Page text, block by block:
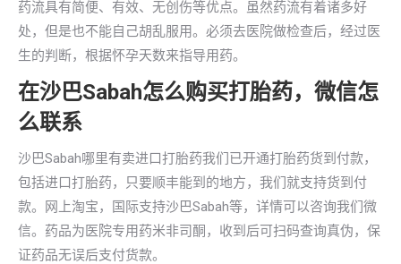
药流具有简便、有效、无创伤等优点。虽然药流有着诸多好
处，但是也不能自己胡乱服用。必须去医院做检查后，经过医
生的判断，根据怀孕天数来指导用药。
在沙巴Sabah怎么购买打胎药，微信怎
么联系
沙巴Sabah哪里有卖进口打胎药我们已开通打胎药货到付款，
包括进口打胎药，只要顺丰能到的地方，我们就支持货到付
款。网上淘宝，国际支持沙巴Sabah等，详情可以咨询我们微
信。药品为医院专用药米非司酮，收到后可扫码查询真伪，保
证药品无误后支付货款。